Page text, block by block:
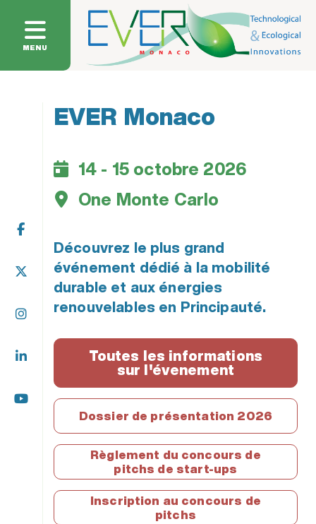
MENU
EVER Monaco
14 - 15 octobre 2026
One Monte Carlo
Découvrez le plus grand
événement dédié à la mobilité
durable et aux énergies
renouvelables en Principauté.
Toutes les informations
sur l'évenement
Dossier de présentation 2026
Règlement du concours de
pitchs de start-ups
Inscription au concours de
pitchs